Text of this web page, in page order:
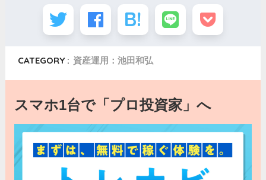
CATEGORY : 資産運用：池田和弘
スマホ1台で「プロ投資家」へ